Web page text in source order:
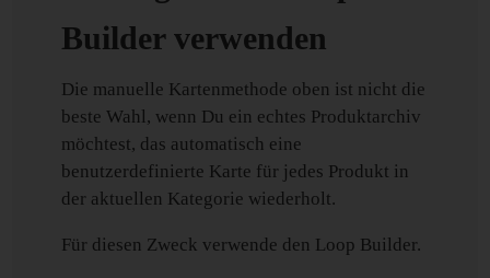
Builder verwenden
Die manuelle Kartenmethode oben ist nicht die
beste Wahl, wenn Du ein echtes Produktarchiv
möchtest, das automatisch eine
benutzerdefinierte Karte für jedes Produkt in
der aktuellen Kategorie wiederholt.
Für diesen Zweck verwende den Loop Builder.